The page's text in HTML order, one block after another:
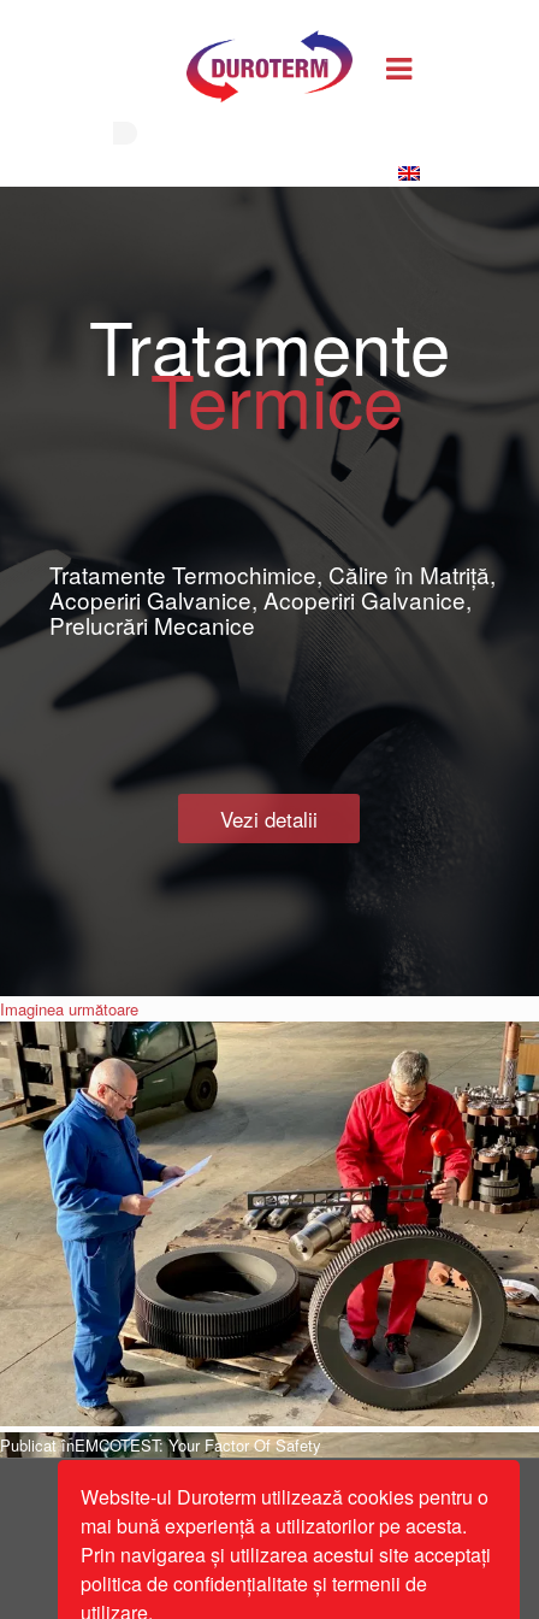
Website-ul Duroterm utilizează cookies pentru o
mai bună experiență a utilizatorilor pe acesta.
Prin navigarea și utilizarea acestui site acceptați
politica de confidențialitate și termenii de
utilizare.
Vezi detalii
Tratamente Termochimice, Călire în Matriţă,
Acoperiri Galvanice, Acoperiri Galvanice,
Prelucrări Mecanice
Tratamente
Termice
Imaginea următoare
Navigare
articole
Publicat înEMCOTEST: Your Factor Of Safety
© 2026 Duroterm. Toate drepturile sunt
rezervate.